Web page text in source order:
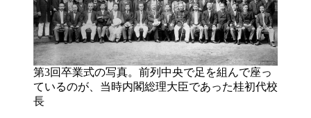
第3回卒業式の写真。前列中央で足を組んで座っ
ているのが、当時内閣総理大臣であった桂初代校
長